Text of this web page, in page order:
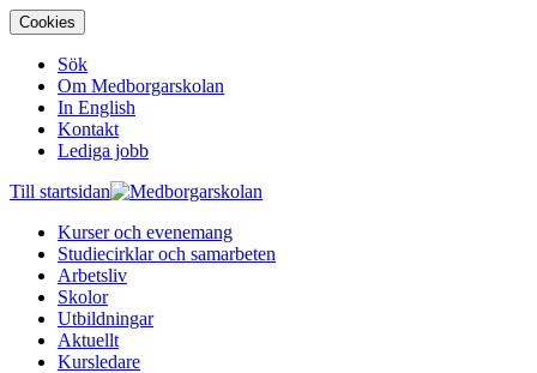
Cookies
Sök
Om Medborgarskolan
In English
Kontakt
Lediga jobb
Till startsidan
Kurser och evenemang
Studiecirklar och samarbeten
Arbetsliv
Skolor
Utbildningar
Aktuellt
Kursledare